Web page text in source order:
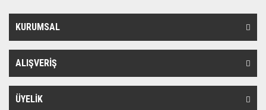
KURUMSAL
ALIŞVERİŞ
ÜYELİK